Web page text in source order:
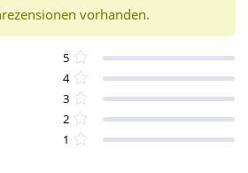
vorhanden.
5
4
3
2
1